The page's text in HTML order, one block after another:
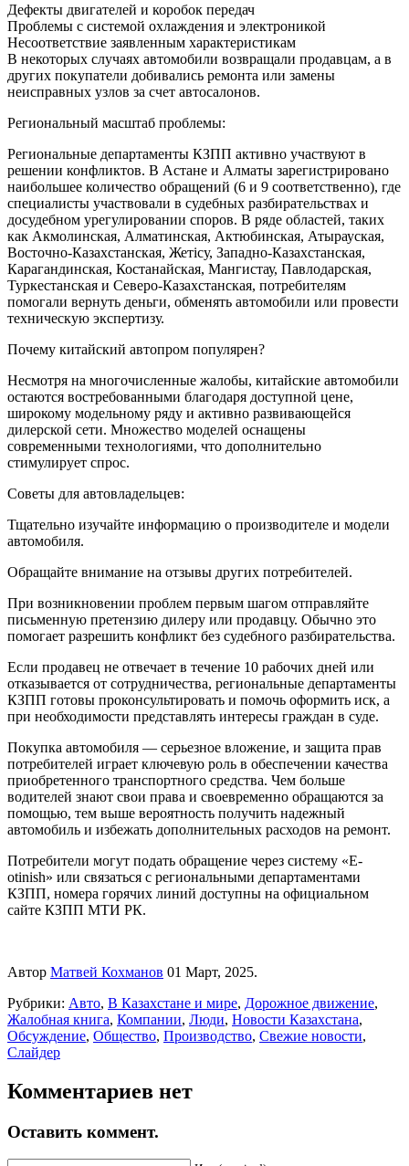
Дефекты двигателей и коробок передач
Проблемы с системой охлаждения и электроникой
Несоответствие заявленным характеристикам
В некоторых случаях автомобили возвращали продавцам, а в
других покупатели добивались ремонта или замены
неисправных узлов за счет автосалонов.
Региональный масштаб проблемы:
Региональные департаменты КЗПП активно участвуют в
решении конфликтов. В Астане и Алматы зарегистрировано
наибольшее количество обращений (6 и 9 соответственно), где
специалисты участвовали в судебных разбирательствах и
досудебном урегулировании споров. В ряде областей, таких
как Акмолинская, Алматинская, Актюбинская, Атырауская,
Восточно-Казахстанская, Жетісу, Западно-Казахстанская,
Карагандинская, Костанайская, Мангистау, Павлодарская,
Туркестанская и Северо-Казахстанская, потребителям
помогали вернуть деньги, обменять автомобили или провести
техническую экспертизу.
Почему китайский автопром популярен?
Несмотря на многочисленные жалобы, китайские автомобили
остаются востребованными благодаря доступной цене,
широкому модельному ряду и активно развивающейся
дилерской сети. Множество моделей оснащены
современными технологиями, что дополнительно
стимулирует спрос.
Советы для автовладельцев:
Тщательно изучайте информацию о производителе и модели
автомобиля.
Обращайте внимание на отзывы других потребителей.
При возникновении проблем первым шагом отправляйте
письменную претензию дилеру или продавцу. Обычно это
помогает разрешить конфликт без судебного разбирательства.
Если продавец не отвечает в течение 10 рабочих дней или
отказывается от сотрудничества, региональные департаменты
КЗПП готовы проконсультировать и помочь оформить иск, а
при необходимости представлять интересы граждан в суде.
Покупка автомобиля — серьезное вложение, и защита прав
потребителей играет ключевую роль в обеспечении качества
приобретенного транспортного средства. Чем больше
водителей знают свои права и своевременно обращаются за
помощью, тем выше вероятность получить надежный
автомобиль и избежать дополнительных расходов на ремонт.
Потребители могут подать обращение через систему «Е-
otinish» или связаться с региональными департаментами
КЗПП, номера горячих линий доступны на официальном
сайте КЗПП МТИ РК.
Автор Матвей Кохманов 01 Март, 2025.
Рубрики: Авто, В Казахстане и мире, Дорожное движение,
Жалобная книга, Компании, Люди, Новости Казахстана,
Обсуждение, Общество, Производство, Свежие новости,
Слайдер
Комментариев нет
Оставить коммент.